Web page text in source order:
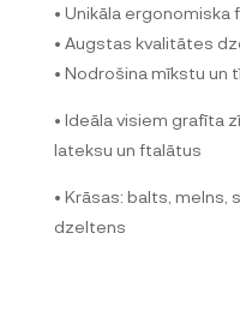
• Unikāla ergonomiska
• Augstas kvalitātes
• Nodrošina mīkstu un
• Ideāla visiem grafīta
lateksu un ftalātus
• Krāsas: balts, melns,
dzeltens